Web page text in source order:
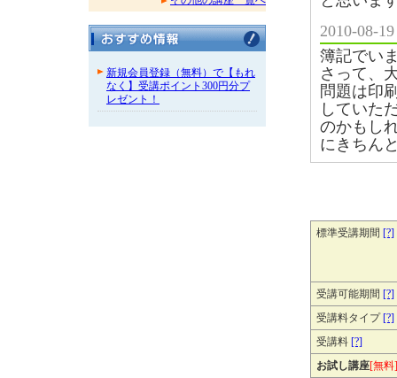
新規会員登録（無料）で【もれ
なく】受講ポイント300円分プ
レゼント！
2010-08-
簿記でい
さって、
問題は印
していた
のかもし
にきちん
標準受講期間 [?]
受講可能期間 [?]
受講料タイプ [?]
受講料 [?]
お試し講座[無料]